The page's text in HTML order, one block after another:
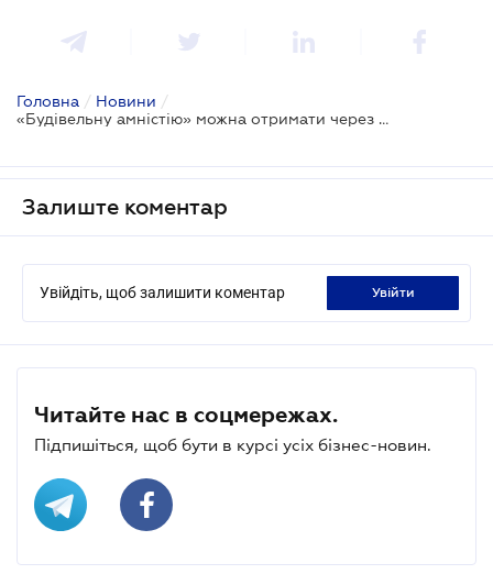
Головна / Новини /
«Будівельну амністію» можна отримати через портал Дія: що це та як це зробити
Залиште коментар
Увійдіть, щоб залишити коментар увійти
Читайте нас в соцмережах.
Підпишіться, щоб бути в курсі усіх бізнес-новин.